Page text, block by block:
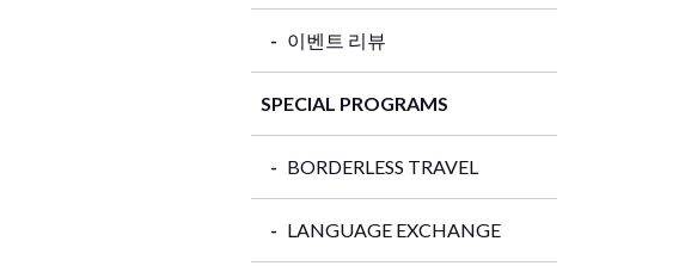
이벤트 리뷰
SPECIAL PROGRAMS
BORDERLESS TRAVEL
LANGUAGE EXCHANGE